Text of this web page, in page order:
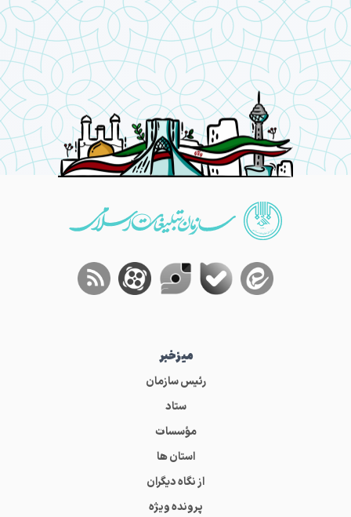
میز‌خبر
رئیس سازمان
ستاد
مؤسسات
استان ها
از نگاه دیگران
پرونده ویژه